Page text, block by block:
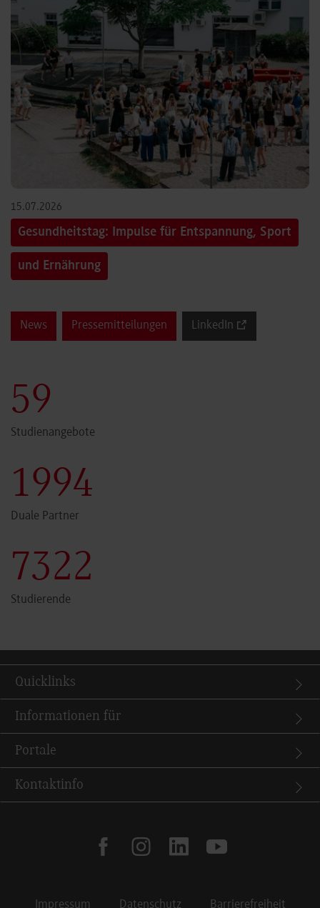
15.07.2026
Gesundheitstag: Impulse für Entspannung, Sport
und Ernährung
News Pressemitteilungen LinkedIn
60
Studienangebote
2000
Duale Partner
7341
Studierende
Quicklinks
Informationen für
Portale
Kontaktinfo
facebookinstagramlinkedin youtube